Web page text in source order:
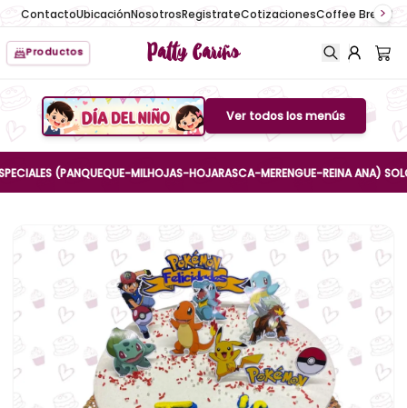
ContactoUbicaciónNosotrosRegistrateCotizacionesCoffee Break
Productos Patty Cariño
Boton de menu
Ver todos los menús
(PANQUEQUE-MILHOJAS-HOJARASCA-MERENGUE-REINA ANA) SOLO